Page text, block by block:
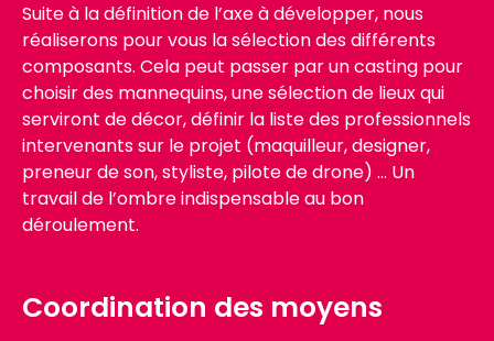
Suite à la définition de l’axe à développer, nous
réaliserons pour vous la sélection des différents
composants. Cela peut passer par un casting pour
choisir des mannequins, une sélection de lieux qui
serviront de décor, définir la liste des professionnels
intervenants sur le projet (maquilleur, designer,
preneur de son, styliste, pilote de drone) … Un
travail de l’ombre indispensable au bon
déroulement.
Coordination des moyens